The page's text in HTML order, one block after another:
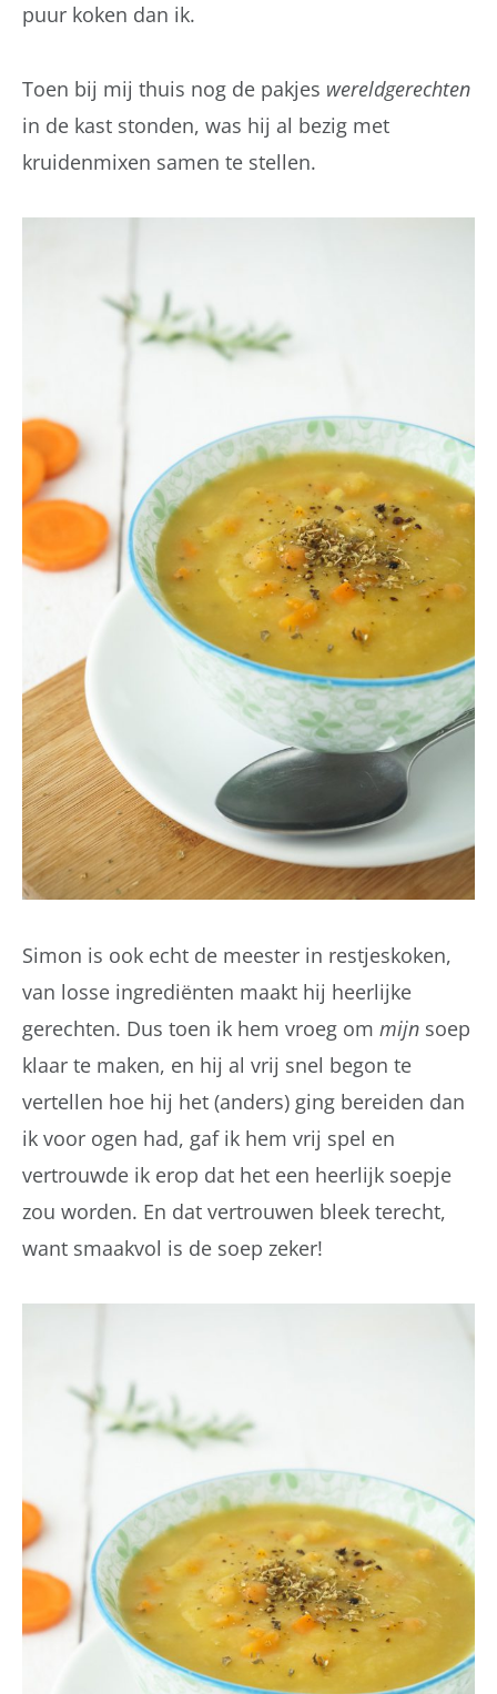
puur koken dan ik.
Toen bij mij thuis nog de pakjes wereldgerechten
in de kast stonden, was hij al bezig met
kruidenmixen samen te stellen.
Simon is ook echt de meester in restjeskoken,
van losse ingrediënten maakt hij heerlijke
gerechten. Dus toen ik hem vroeg om mijn soep
klaar te maken, en hij al vrij snel begon te
vertellen hoe hij het (anders) ging bereiden dan
ik voor ogen had, gaf ik hem vrij spel en
vertrouwde ik erop dat het een heerlijk soepje
zou worden. En dat vertrouwen bleek terecht,
want smaakvol is de soep zeker!